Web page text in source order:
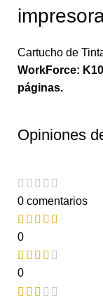
Cartucho de
WorkForce:
páginas.
Opiniones
0 comentarios
0
0